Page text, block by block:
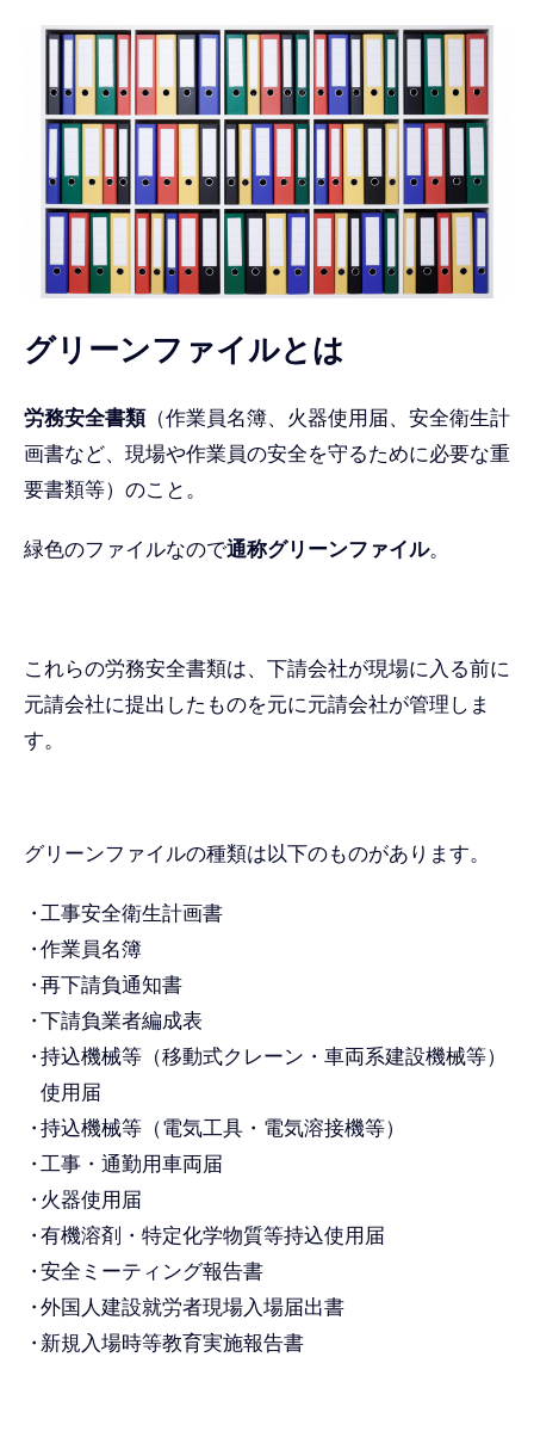
グリーンファイルとは
労務安全書類 （作業員名簿、火器使用届、安全衛生計
画書など、現場や作業員の安全を守るために必要な重
要書類等）のこと。
緑色のファイルなので通称グリーンファイル。
これらの労務安全書類は、下請会社が現場に入る前に
元請会社に提出したものを元に元請会社が管理しま
す。
グリーンファイルの種類は以下のものがあります。
工事安全衛生計画書
作業員名簿
再下請負通知書
下請負業者編成表
持込機械等（移動式クレーン・車両系建設機械等）
使用届
持込機械等（電気工具・電気溶接機等）
工事・通勤用車両届
火器使用届
有機溶剤・特定化学物質等持込使用届
安全ミーティング報告書
外国人建設就労者現場入場届出書
新規入場時等教育実施報告書